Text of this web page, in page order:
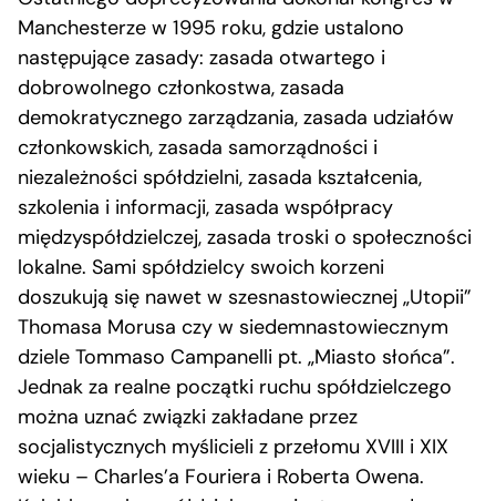
Manchesterze w 1995 roku, gdzie ustalono
następujące zasady: zasada otwartego i
dobrowolnego członkostwa, zasada
demokratycznego zarządzania, zasada udziałów
członkowskich, zasada samorządności i
niezależności spółdzielni, zasada kształcenia,
szkolenia i informacji, zasada współpracy
międzyspółdzielczej, zasada troski o społeczności
lokalne. Sami spółdzielcy swoich korzeni
doszukują się nawet w szesnastowiecznej „Utopii”
Thomasa Morusa czy w siedemnastowiecznym
dziele Tommaso Campanelli pt. „Miasto słońca”.
Jednak za realne początki ruchu spółdzielczego
można uznać związki zakładane przez
socjalistycznych myślicieli z przełomu XVIII i XIX
wieku – Charles’a Fouriera i Roberta Owena.